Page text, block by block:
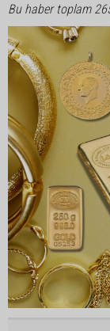
Bu haber toplam